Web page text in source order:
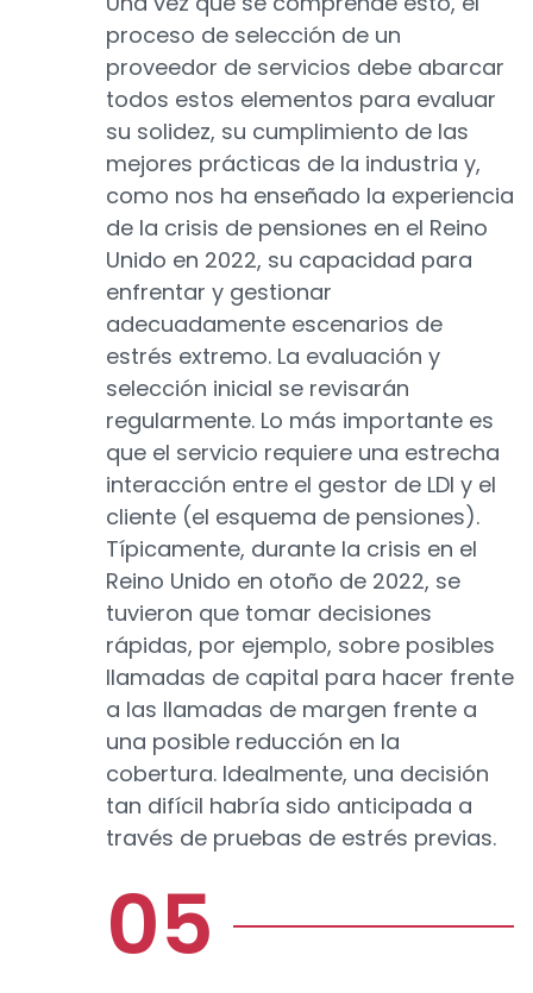
proceso de selección de un
proveedor de servicios debe abarcar
todos estos elementos para evaluar
su solidez, su cumplimiento de las
mejores prácticas de la industria y,
como nos ha enseñado la experiencia
de la crisis de pensiones en el Reino
Unido en 2022, su capacidad para
enfrentar y gestionar
adecuadamente escenarios de
estrés extremo. La evaluación y
selección inicial se revisarán
regularmente. Lo más importante es
que el servicio requiere una estrecha
interacción entre el gestor de LDI y el
cliente (el esquema de pensiones).
Típicamente, durante la crisis en el
Reino Unido en otoño de 2022, se
tuvieron que tomar decisiones
rápidas, por ejemplo, sobre posibles
llamadas de capital para hacer frente
a las llamadas de margen frente a
una posible reducción en la
cobertura. Idealmente, una decisión
tan difícil habría sido anticipada a
través de pruebas de estrés previas.